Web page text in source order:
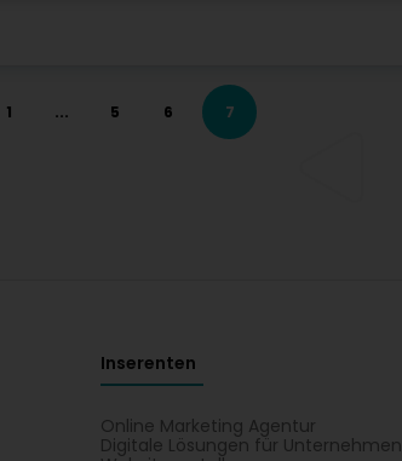
1 ... 5 6 7
Inserenten
Online Marketing Agentur
Digitale Lösungen für Unternehmen